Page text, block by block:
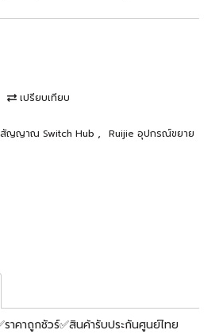
เปรียบเทียบ
ญญาณ Switch Hub ,
Ruijie อุปกรณ์ขยาย
าคาถูกชัวร์✅สินค้ารับประกันศูนย์ไทย